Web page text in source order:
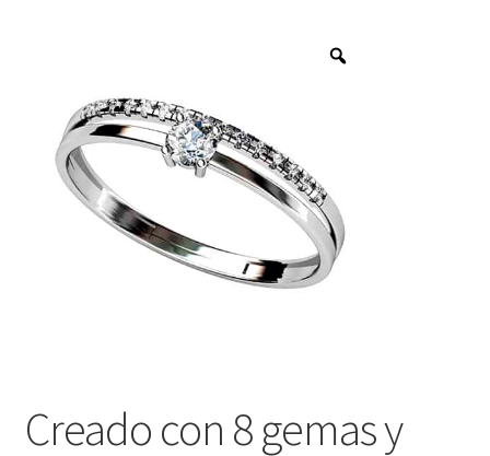
Pendientes
Colgantes
Sobre nosotros
Creado con 8 gemas y